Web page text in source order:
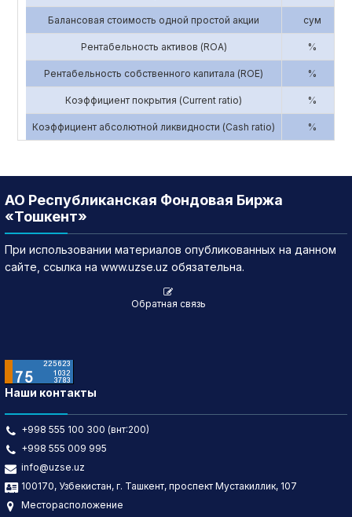
Балансовая стоимость одной простой акции сум
Рентабельность активов (ROA) %
Рентабельность собственного капитала (ROE) %
Коэффициент покрытия (Current ratio) %
Коэффициент абсолютной ликвидности (Cash ratio) %
АО Республиканская Фондовая Биржа
«Тошкент»
При использовании материалов опубликованных на данном
сайте, ссылка на www.uzse.uz обязательна.
Обратная связь
Наши контакты
+998 555 100 300 (внт:200)
+998 555 009 995
info@uzse.uz
100170, Узбекистан, г. Ташкент, проспект Мустакиллик, 107
Месторасположение